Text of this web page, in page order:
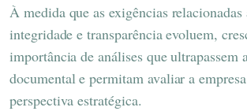
À medida que as exigências relacionadas
integridade e transparência evoluem,
importância de análises que ultrapassem
documental e permitam avaliar a
perspectiva estratégica.